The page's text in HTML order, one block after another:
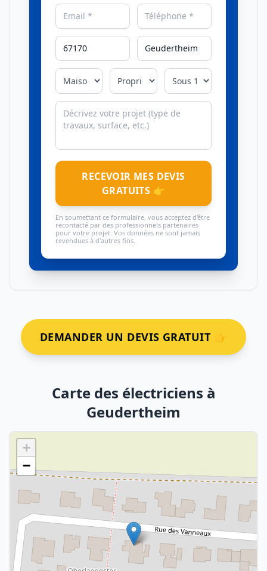
RECEVOIR MES DEVIS
GRATUITS 👉
En soumettant ce formulaire, vous acceptez d'être
recontacté par des professionnels partenaires
pour votre projet. Vos données ne sont jamais
revendues à d'autres fins.
DEMANDER UN DEVIS GRATUIT 👉
Carte des électriciens à
Geudertheim
+
−